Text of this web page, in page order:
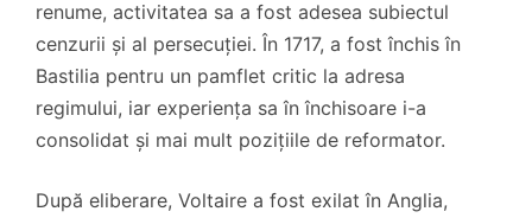
renume, activitatea sa a fost adesea subiectul
cenzurii și al persecuției. În 1717, a fost închis în
Bastilia pentru un pamflet critic la adresa
regimului, iar experiența sa în închisoare i-a
consolidat și mai mult pozițiile de reformator.
După eliberare, Voltaire a fost exilat în Anglia,